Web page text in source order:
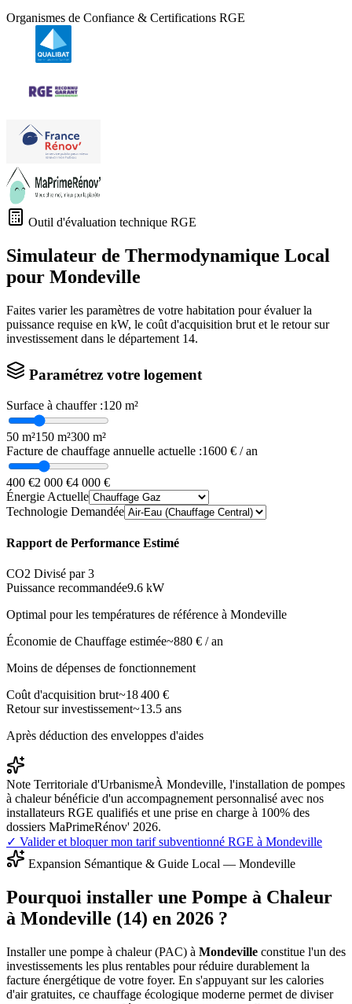
Organismes de Confiance & Certifications RGE
Outil d'évaluation technique RGE
Simulateur de Thermodynamique Local
pour Mondeville
Faites varier les paramètres de votre habitation pour évaluer la
puissance requise en kW, le coût d'acquisition brut et le retour sur
investissement dans le département 14.
Paramétrez votre logement
Surface à chauffer :120 m²
50 m²150 m²300 m²
Facture de chauffage annuelle actuelle :1600 € / an
400 €2 000 €4 000 €
Énergie Actuelle
Technologie Demandée
Rapport de Performance Estimé
CO2 Divisé par 3
Puissance recommandée9.6 kW
Optimal pour les températures de référence à Mondeville
Économie de Chauffage estimée~880 € / an
Moins de dépenses de fonctionnement
Coût d'acquisition brut~18 400 €
Retour sur investissement~13.5 ans
Après déduction des enveloppes d'aides
Note Territoriale d'UrbanismeÀ Mondeville, l'installation de pompes
à chaleur bénéficie d'un accompagnement personnalisé avec nos
installateurs RGE qualifiés et une prise en charge à 100% des
dossiers MaPrimeRénov' 2026.
✓ Valider et bloquer mon tarif subventionné RGE à Mondeville
Expansion Sémantique & Guide Local — Mondeville
Pourquoi installer une Pompe à Chaleur
à Mondeville (14) en 2026 ?
Installer une pompe à chaleur (PAC) à Mondeville constitue l'un des
investissements les plus rentables pour réduire durablement la
facture énergétique de votre foyer. En s'appuyant sur les calories
d'air gratuites, ce chauffage écologique moderne permet de diviser